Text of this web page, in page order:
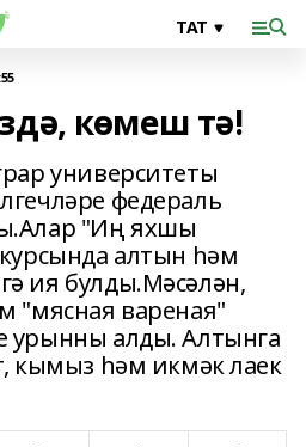
көмеш тә!
университеты
федераль
"Иң яхшы
алтын һәм
ия булды.Мәсәлән,
"мясная вареная"
урынны алды. Алтынга
кымыз һәм икмәк лаек